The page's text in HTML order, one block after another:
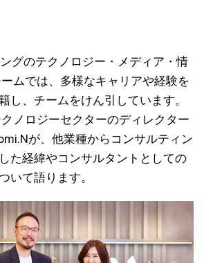
グのテクノロジー・メディア・情
ムでは、多様なキャリアや経験を
し、チームをけん引しています。
ノロジーセクターのディレクター
が、他業種からコンサルティン
た経緯やコンサルタントとしての
いて語ります。